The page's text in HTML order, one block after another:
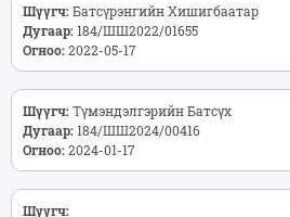
Шүүгч:Батсүрэнгийн Хишигбаатар
Дугаар:184/ШШ2022/01655
Огноо:2022-05-17
Шүүгч:Түмэндэлгэрийн Батсүх
Дугаар:184/ШШ2024/00416
Огноо:2024-01-17
Шүүгч: